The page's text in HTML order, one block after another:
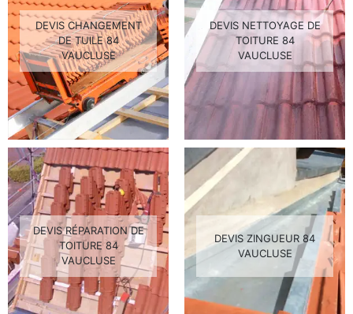
DEVIS CHANGEMENT
DE TUILE 84
VAUCLUSE
DEVIS NETTOYAGE DE
TOITURE 84
VAUCLUSE
DEVIS RÉPARATION DE
TOITURE 84
VAUCLUSE
DEVIS ZINGUEUR 84
VAUCLUSE